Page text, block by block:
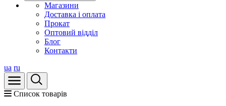
Магазини
Доставка і оплата
Прокат
Оптовий відділ
Блог
Контакти
ua ru
Список товарів